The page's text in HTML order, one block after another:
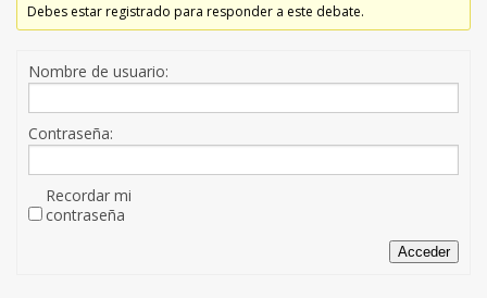
Debes estar registrado para responder a este debate.
Nombre de usuario:
Contraseña:
Recordar mi
contraseña
Acceder